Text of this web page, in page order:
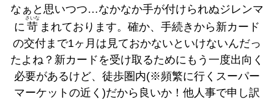
なぁと思いつつ…なかなか手が付けられぬジレンマ
に 苛
さいな
まれております。確か、手続きから新カード
の交付まで1ヶ月は見ておかないといけないんだっ
たよね？新カードを受け取るためにもう一度出向く
必要があるけど、徒歩圏内(※頻繁に行くスーパー
マーケットの近く)だから良いか！他人事で申し訳